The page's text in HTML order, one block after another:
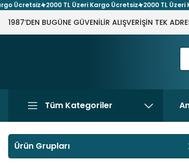
2000 TL Üzeri Kargo Ücretsiz 2000 TL Üzeri
1987’DEN BUGÜNE GÜVENİLİR ALIŞVERİŞİN TEK
Tüm Kategoriler
Ürün Grupları